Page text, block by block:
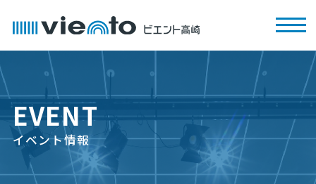
EVENT
イベント情報